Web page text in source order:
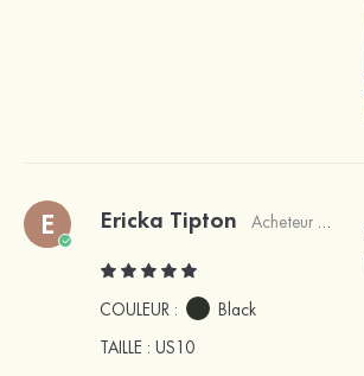
E Ericka Tipton Acheteur vérifié
COULEUR :
Black
TAILLE : US10